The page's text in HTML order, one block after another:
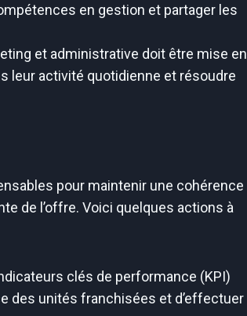
en gestion et partager les
et administrative doit être mise en
leur activité quotidienne et résoudre
pour maintenir une cohérence
de l’offre. Voici quelques actions à
clés de performance (KPI)
des unités franchisées et d’effectuer